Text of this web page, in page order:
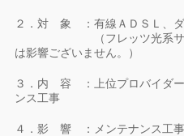
２．対 象 ：有線ＡＤＳＬ、
（フレッツ光系サービ
は影響ございません。）
３．内 容 ：上位プロバイダー
ンス工事
４．影 響 ：メンテナンス工事